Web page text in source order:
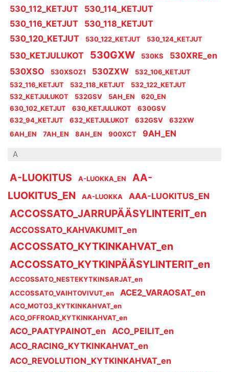
530_112_KETJUT
530_114_KETJUT
530_116_KETJUT
530_118_KETJUT
530_120_KETJUT
530_122_KETJUT 530_124_KETJUT
530_KETJULUKOT 530GXW 530KS
530XRE_en
530XSO
530XSOZ1 530ZXW
532_106_KETJUT
532_116_KETJUT
532_118_KETJUT
532_122_KETJUT
532_KETJULUKOT
532GSV 5AH_EN
620_EN
630_102_KETJUT
630_KETJULUKOT
630GSV
632_94_KETJUT
632_KETJULUKOT 632GSV
632XW
6AH_EN
7AH_EN 8AH_EN 900XCT 9AH_EN
A
A-LUOKITUS A-LUOKKA_EN
AA-
LUOKITUS_EN
AA-LUOKKA AAA-LUOKITUS_EN
ACCOSSATO_JARRUPÄÄSYLINTERIT_en
ACCOSSATO_KAHVAKUMIT_en
ACCOSSATO_KYTKINKAHVAT_en
ACCOSSATO_KYTKINPÄÄSYLINTERIT_en
ACCOSSATO_NESTEKYTKINSARJAT_en
ACCOSSATO_VAIHTOVIVUT_en
ACE2_VARAOSAT_en
ACO_MOTO3_KYTKINKAHVAT_en
ACO_OFFROAD_KYTKINKAHVAT_en
ACO_PAATYPAINOT_en ACO_PEILIT_en
ACO_RACING_KYTKINKAHVAT_en
ACO_REVOLUTION_KYTKINKAHVAT_en